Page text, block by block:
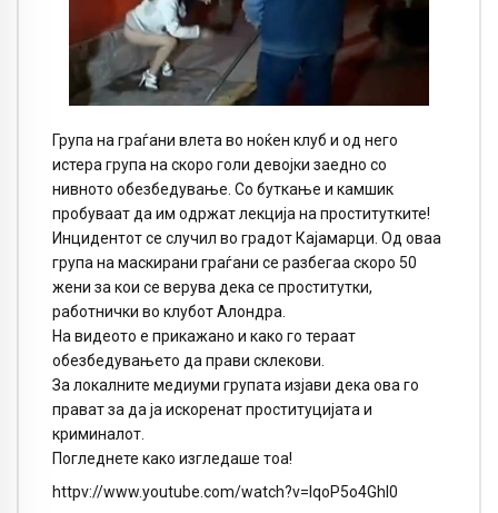
Група на граѓани влета во ноќен клуб и од него
истера група на скоро голи девојки заедно со
нивното обезбедување. Со буткање и камшик
пробуваат да им одржат лекција на проститутките!
Инцидентот се случил во градот Кајамарци. Од оваа
група на маскирани граѓани се разбегаа скоро 50
жени за кои се верува дека се проститутки,
работнички во клубот Алондра.
На видеото е прикажано и како го тераат
обезбедувањето да прави склекови.
За локалните медиуми групата изјави дека ова го
прават за да ја искоренат проституцијата и
криминалот.
Погледнете како изгледаше тоа!
httpv://www.youtube.com/watch?v=IqoP5o4Ghl0